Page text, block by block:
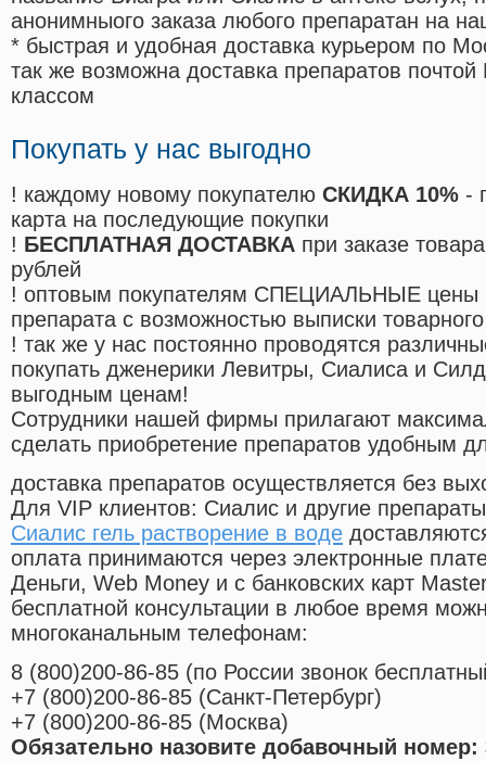
анонимныого заказа любого препаратан на
* быстрая и удобная доставка курьером по
так же возможна доставка препаратов
классом
Покупать у нас выгодно
! каждому новому покупателю СКИДКА 10% -
карта на последующие покупки
! БЕСПЛАТНАЯ ДОСТАВКА при заказе
рублей
! оптовым покупателям СПЕЦИАЛЬНЫЕ цены
препарата с возможностью выписки
! так же у нас постоянно проводятся
покупать дженерики Левитры, Сиалиса и
выгодным ценам!
Cотрудники нашей фирмы прилагают
сделать приобретение препаратов удобным
доставка препаратов осуществляется без
Для VIP клиентов: Сиалис и другие
Сиалис гель растворение в воде
оплата принимаются через электронные
Деньги, Web Money и с банковских карт
бесплатной консультации в любое время
многоканальным телефонам:
8 (800)200-86-85 (по России звонок
+7 (800)200-86-85 (Санкт-Петербург)
+7 (800)200-86-85 (Москва)
Обязательно назовите добавочный номер: